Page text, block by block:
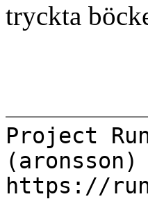
tryckta
Project
(aronsson)
https://